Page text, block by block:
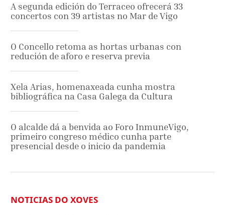
A segunda edición do Terraceo ofrecerá 33
concertos con 39 artistas no Mar de Vigo
O Concello retoma as hortas urbanas con
redución de aforo e reserva previa
Xela Arias, homenaxeada cunha mostra
bibliográfica na Casa Galega da Cultura
O alcalde dá a benvida ao Foro InmuneVigo,
primeiro congreso médico cunha parte
presencial desde o inicio da pandemia
NOTICIAS DO XOVES